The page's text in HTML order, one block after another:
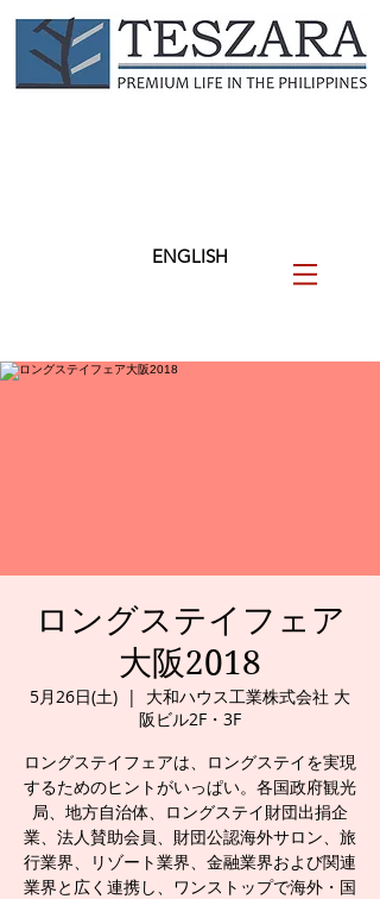
ENGLISH
ロングステイフェア
大阪2018
5月26日(土)
  |
大和ハウス工業株式会社 大
阪ビル2F・3F
ロングステイフェアは、ロングステイを実現
するためのヒントがいっぱい。各国政府観光
局、地方自治体、ロングステイ財団出捐企
業、法人賛助会員、財団公認海外サロン、旅
行業界、リゾート業界、金融業界および関連
業界と広く連携し、ワンストップで海外・国